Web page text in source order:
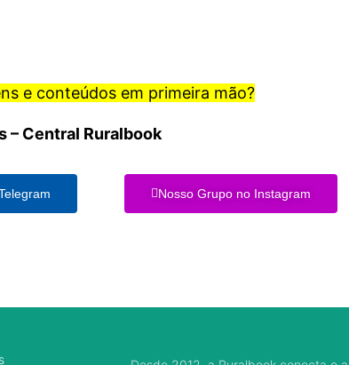
e conteúdos em primeira mão?
– Central Ruralbook
Nosso Grupo no Instagram